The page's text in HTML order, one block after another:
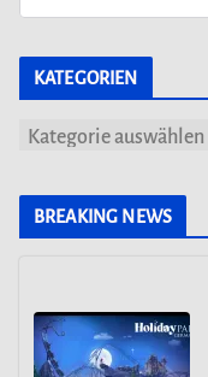
KATEGORIEN
K
BREAKING NEWS